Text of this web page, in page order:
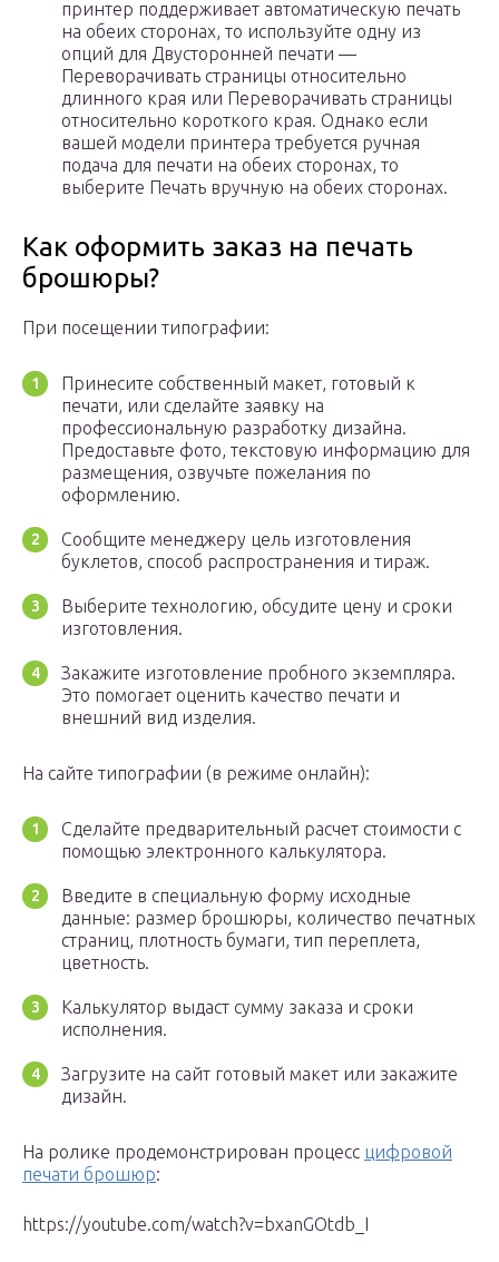
принтер поддерживает автоматическую печать
на обеих сторонах, то используйте одну из
опций для Двусторонней печати —
Переворачивать страницы относительно
длинного края или Переворачивать страницы
относительно короткого края. Однако если
вашей модели принтера требуется ручная
подача для печати на обеих сторонах, то
выберите Печать вручную на обеих сторонах.
Как оформить заказ на печать
брошюры?
При посещении типографии:
Принесите собственный макет, готовый к
печати, или сделайте заявку на
профессиональную разработку дизайна.
Предоставьте фото, текстовую информацию для
размещения, озвучьте пожелания по
оформлению.
Сообщите менеджеру цель изготовления
буклетов, способ распространения и тираж.
Выберите технологию, обсудите цену и сроки
изготовления.
Закажите изготовление пробного экземпляра.
Это помогает оценить качество печати и
внешний вид изделия.
На сайте типографии (в режиме онлайн):
Сделайте предварительный расчет стоимости с
помощью электронного калькулятора.
Введите в специальную форму исходные
данные: размер брошюры, количество печатных
страниц, плотность бумаги, тип переплета,
цветность.
Калькулятор выдаст сумму заказа и сроки
исполнения.
Загрузите на сайт готовый макет или закажите
дизайн.
На ролике продемонстрирован процесс цифровой
печати брошюр:
https://youtube.com/watch?v=bxanGOtdb_I